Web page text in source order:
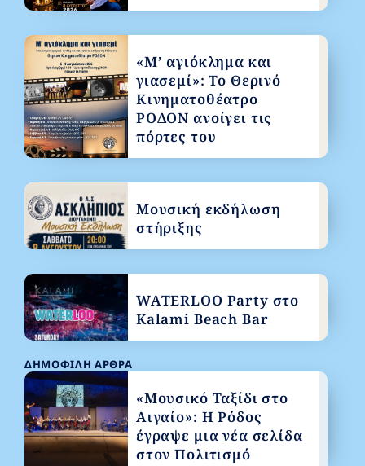
ΔΗΜΟΦΙΛΉ ΆΡΘΡΑ
«Μουσικό Ταξίδι στο
Αιγαίο»: Η Ρόδος
έγραψε μια νέα σελίδα
στον Πολιτισμό
«Μ’ αγιόκλημα και
γιασεμί»: Το Θερινό
Κινηματοθέατρο
ΡΟΔΟΝ ανοίγει τις
πόρτες του
Μουσική εκδήλωση
στήριξης
WATERLOO Party στο
Kalami Beach Bar